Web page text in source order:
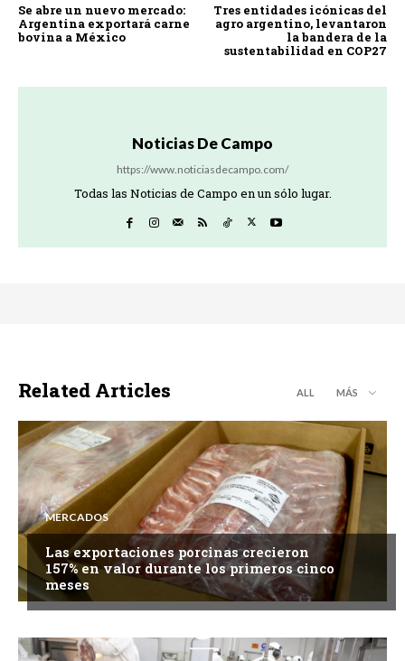
Se abre un nuevo mercado:
Argentina exportará carne
bovina a México
Tres entidades icónicas del
agro argentino, levantaron
la bandera de la
sustentabilidad en COP27
Noticias De Campo
https://www.noticiasdecampo.com/
Todas las Noticias de Campo en un sólo lugar.
Related Articles ALL MÁS
MERCADOS
Las exportaciones porcinas crecieron
157% en valor durante los primeros cinco
meses